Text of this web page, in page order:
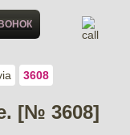
3608
[№ 3608]